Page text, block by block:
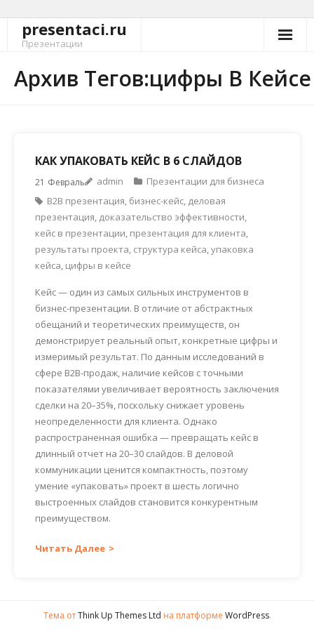
Перейтиpresentaci.ru
Презентации
Архив Тегов:цифры В Кейсе
КАК УПАКОВАТЬ КЕЙС В 6 СЛАЙДОВ
21 Февраль admin
Презентации для бизнеса
B2B презентация, бизнес-кейс, деловая
презентация, доказательство эффективности,
кейс в презентации, презентация для клиента,
результаты проекта, структура кейса,упаковка
кейса, цифры в кейсе
Кейс — один из самых сильных инструментов в
бизнес-презентации. В отличие от абстрактных
обещаний и теоретических преимуществ, он
демонстрирует реальный опыт, конкретные цифры и
измеримый результат. По данным исследований в
сфере B2B-продаж, наличие кейсов с точными
показателями увеличивает вероятность заключения
сделки на 20–35%, поскольку снижает уровень
неопределенности для клиента. Однако
распространенная ошибка — превращать кейс в
длинный отчет на 20–30 слайдов. В деловой
коммуникации ценится компактность, поэтому
умение «упаковать» проект в шесть логично
выстроенных слайдов становится конкурентным
преимуществом.
Читать Далее
Тема отThink Up Themes Ltd на платформе WordPress.